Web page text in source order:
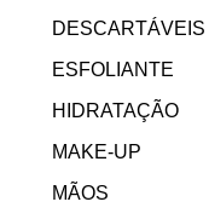
DESCARTÁVEIS
ESFOLIANTE
HIDRATAÇÃO
MAKE-UP
MÃOS